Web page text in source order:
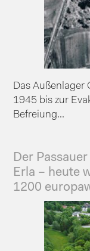
Das Außenlager
1945 bis zur
Befreiung...
Der
Erla – heute
1200